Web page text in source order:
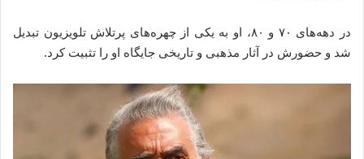
در دهه‌های ۷۰ و ۸۰، او به یکی از چهره‌های پرتلاش تلویزیون تبدیل
شد و حضورش در آثار مذهبی و تاریخی جایگاه او را تثبیت کرد.